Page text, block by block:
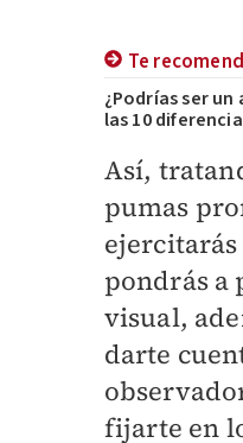
Te
¿Podrías ser
las 10
Así,
pumas
pondrás a
visual,
darte
fijarte en